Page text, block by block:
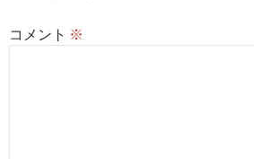
コメント ※